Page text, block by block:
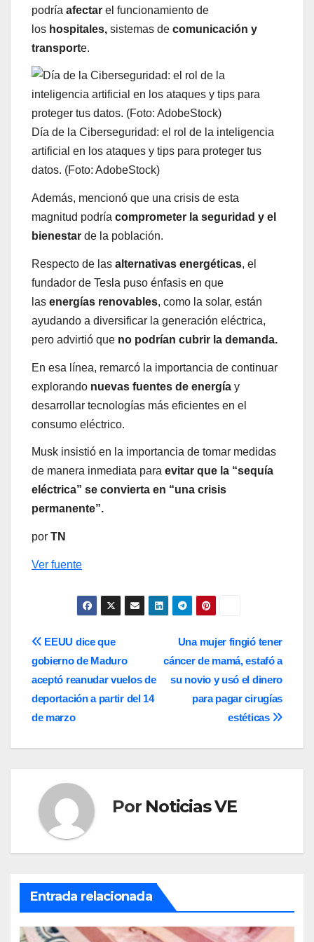
podría afectar el funcionamiento de
los hospitales, sistemas de comunicación y
transporte.
Día de la Ciberseguridad: el rol de la inteligencia
artificial en los ataques y tips para proteger tus
datos. (Foto: AdobeStock)
Además, mencionó que una crisis de esta
magnitud podría comprometer la seguridad y el
bienestar de la población.
Respecto de las alternativas energéticas, el
fundador de Tesla puso énfasis en que
las energías renovables, como la solar, están
ayudando a diversificar la generación eléctrica,
pero advirtió que no podrían cubrir la demanda.
En esa línea, remarcó la importancia de continuar
explorando nuevas fuentes de energía y
desarrollar tecnologías más eficientes en el
consumo eléctrico.
Musk insistió en la importancia de tomar medidas
de manera inmediata para evitar que la “sequía
eléctrica” se convierta en “una crisis
permanente”.
por TN
Ver fuente
Navegación
de
entradas
Una mujer fingió tener
cáncer de mamá, estafó a
su novio y usó el dinero
para pagar cirugías
estéticas
EEUU dice que
gobierno de Maduro
aceptó reanudar vuelos de
deportación a partir del 14
de marzo
Por Noticias VE
Entrada relacionada